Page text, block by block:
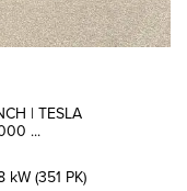
| TESLA
...
kW (351 PK)